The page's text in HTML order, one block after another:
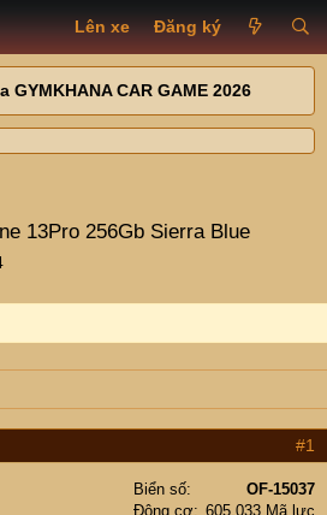
Lên xe Đăng ký
GYMKHANA CAR GAME 2026
13Pro 256Gb Sierra Blue
#1
Biển số
OF-15037
Động cơ
605,033 Mã lực